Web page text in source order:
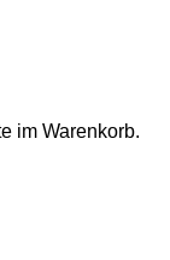
im Warenkorb.